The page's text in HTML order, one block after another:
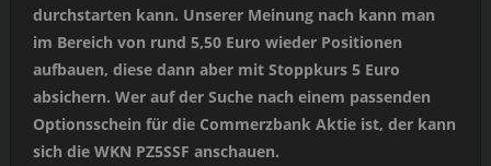
durchstarten kann. Unserer Meinung nach kann man
im Bereich von rund 5,50 Euro wieder Positionen
aufbauen, diese dann aber mit Stoppkurs 5 Euro
absichern. Wer auf der Suche nach einem passenden
Optionsschein für die Commerzbank Aktie ist, der kann
sich die WKN PZ5SSF anschauen.